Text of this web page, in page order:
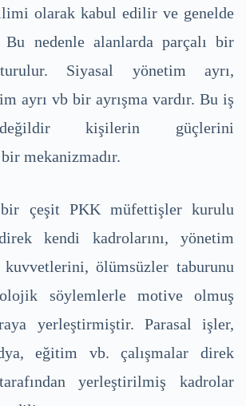
olarak kabul edilir ve genelde
Bu nedenle alanlarda parçalı bir
Siyasal yönetim ayrı,
ayrı vb bir ayrışma vardır. Bu iş
değildir kişilerin güçlerini
bir mekanizmadır.
bir çeşit PKK müfettişler kurulu
kendi kadrolarını, yönetim
ölümsüzler taburunu
söylemlerle motive olmuş
yerleştirmiştir. Parasal işler,
eğitim vb. çalışmalar direk
yerleştirilmiş kadrolar